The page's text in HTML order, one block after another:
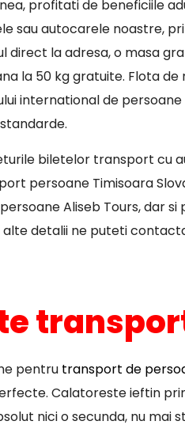
profitati de beneficiile
sau autocarele noastre,
direct la adresa, o masa
la 50 kg gratuite. Flota de
international de
biletelor transport cu
persoane Timisoara
Aliseb Tours, dar
alte detalii ne puteti
pentru transport de
Calatoreste ieftin
nici o secunda, nu mai